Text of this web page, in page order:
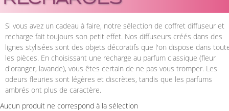
Si vous avez un cadeau à faire, notre sélection de coffret diffuseur et
recharge fait toujours son petit effet. Nos diffuseurs créés dans des
lignes stylisées sont des objets décoratifs que l'on dispose dans
les pièces. En choisissant une recharge au parfum classique (fleur
d'oranger, lavande), vous êtes certain de ne pas vous tromper. Les
odeurs fleuries sont légères et discrètes, tandis que les parfums
ambrés ont plus de caractère.
Aucun produit ne correspond à la sélection